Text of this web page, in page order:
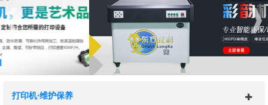
打印机·维护保养